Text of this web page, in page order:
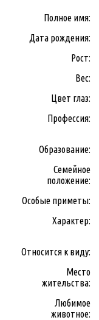
Полное имя:
Дата рождения:
Рост:
Вес:
Цвет глаз:
Профессия:
Образование:
Семейное
положение:
Особые приметы:
Характер:
Относится к виду:
Место
жительства:
Любимое
животное: